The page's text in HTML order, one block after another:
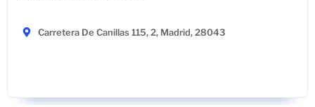
Carretera De Canillas 115, 2, Madrid, 28043